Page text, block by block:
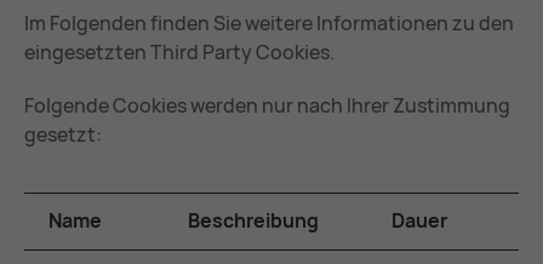
Im Folgenden finden Sie weitere Informationen zu den
eingesetzten Third Party Cookies.
Folgende Cookies werden nur nach Ihrer Zustimmung
gesetzt:
Name Beschreibung Dauer